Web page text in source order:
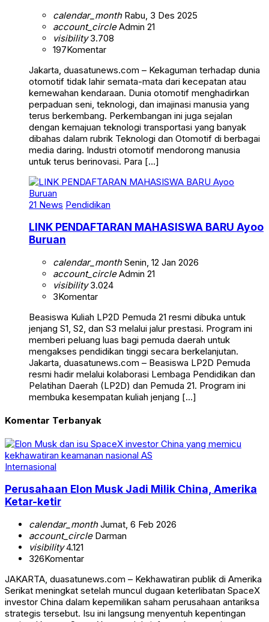
calendar_monthRabu, 3 Des 2025
account_circleAdmin 21
visibility3.708
197Komentar
Jakarta, duasatunews.com – Kekaguman terhadap dunia
otomotif tidak lahir semata-mata dari kecepatan atau
kemewahan kendaraan. Dunia otomotif menghadirkan
perpaduan seni, teknologi, dan imajinasi manusia yang
terus berkembang. Perkembangan ini juga sejalan
dengan kemajuan teknologi transportasi yang banyak
dibahas dalam rubrik Teknologi dan Otomotif di berbagai
media daring. Industri otomotif mendorong manusia
untuk terus berinovasi. Para […]
21 News Pendidikan
LINK PENDAFTARAN MAHASISWA BARU Ayoo
Buruan
calendar_monthSenin, 12 Jan 2026
account_circleAdmin 21
visibility3.024
3Komentar
Beasiswa Kuliah LP2D Pemuda 21 resmi dibuka untuk
jenjang S1, S2, dan S3 melalui jalur prestasi. Program ini
memberi peluang luas bagi pemuda daerah untuk
mengakses pendidikan tinggi secara berkelanjutan.
Jakarta, duasatunews.com – Beasiswa LP2D Pemuda
resmi hadir melalui kolaborasi Lembaga Pendidikan dan
Pelatihan Daerah (LP2D) dan Pemuda 21. Program ini
membuka kesempatan kuliah jenjang […]
Komentar Terbanyak
Internasional
Perusahaan Elon Musk Jadi Milik China, Amerika
Ketar-ketir
calendar_monthJumat, 6 Feb 2026
account_circleDarman
visibility4.121
326Komentar
JAKARTA, duasatunews.com – Kekhawatiran publik di Amerika
Serikat meningkat setelah muncul dugaan keterlibatan SpaceX
investor China dalam kepemilikan saham perusahaan antariksa
strategis tersebut. Isu ini langsung menyentuh kepentingan